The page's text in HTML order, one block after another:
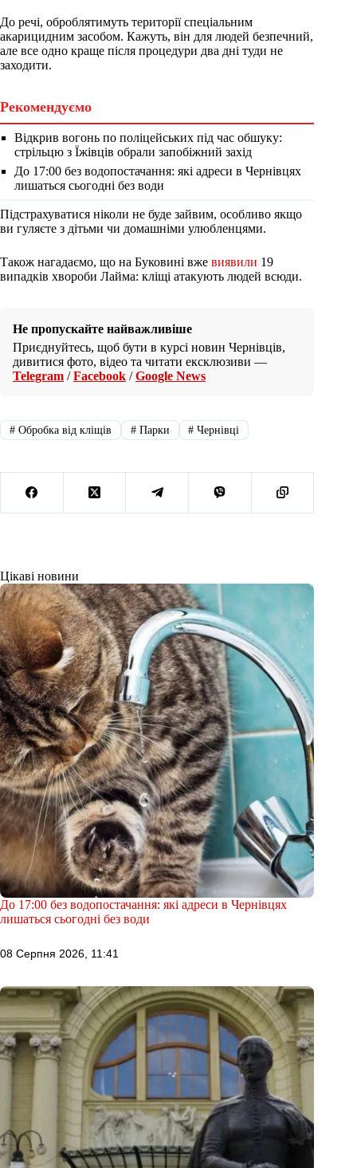
До речі, оброблятимуть території спеціальним
акарицидним засобом. Кажуть, він для людей безпечний,
але все одно краще після процедури два дні туди не
заходити.
Рекомендуємо
Відкрив вогонь по поліцейських під час обшуку:
стрільцю з Їжівців обрали запобіжний захід
До 17:00 без водопостачання: які адреси в Чернівцях
лишаться сьогодні без води
Підстрахуватися ніколи не буде зайвим, особливо якщо
ви гуляєте з дітьми чи домашніми улюбленцями.
Також нагадаємо, що на Буковині вже виявили 19
випадків хвороби Лайма: кліщі атакують людей всюди.
Не пропускайте найважливіше
Приєднуйтесь, щоб бути в курсі новин Чернівців,
дивитися фото, відео та читати ексклюзиви —
Telegram /Facebook /Google News
#Обробка від кліщів #Парки # Чернівці
Цікаві новини
До 17:00 без водопостачання: які адреси в Чернівцях
лишаться сьогодні без води
08 Серпня 2026, 11:41